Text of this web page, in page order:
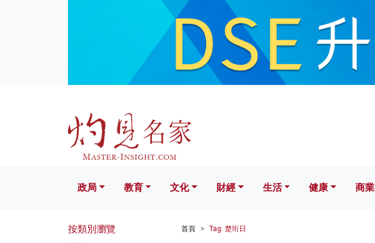
文化 財經 生活 健康
政局 教育 文化 財經 生活 健康 商業
首頁 Tag: 楚珩日
按類別瀏覽